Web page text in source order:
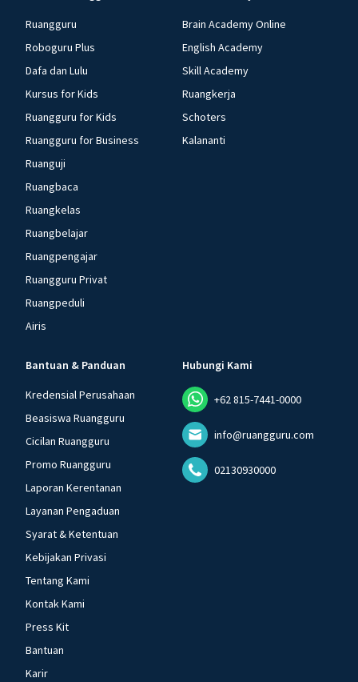
Ruangguru
Roboguru Plus
Dafa dan Lulu
Kursus for Kids
Ruangguru for Kids
Ruangguru for Business
Ruanguji
Ruangbaca
Ruangkelas
Ruangbelajar
Ruangpengajar
Ruangguru Privat
Ruangpeduli
Airis
Brain Academy Online
English Academy
Skill Academy
Ruangkerja
Schoters
Kalananti
Bantuan & Panduan
Kredensial Perusahaan
Beasiswa Ruangguru
Cicilan Ruangguru
Promo Ruangguru
Laporan Kerentanan
Layanan Pengaduan
Syarat & Ketentuan
Kebijakan Privasi
Tentang Kami
Kontak Kami
Press Kit
Bantuan
Karir
Hubungi Kami
+62 815-7441-0000
info@ruangguru.com
02130930000